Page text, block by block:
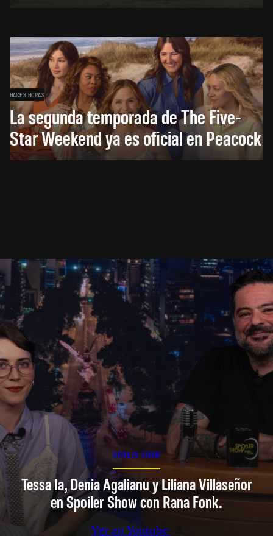
HACE 3 HORAS
La segunda temporada de The Five-
Star Weekend ya es oficial en Peacock
SPOILER SHOW
Tessa Ia, Denia Agalianu y Liliana Villaseñor
en Spoiler Show con Rana Fonk.
Ver en Youtube